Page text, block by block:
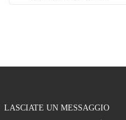
LASCIATE UN MESSAGGIO